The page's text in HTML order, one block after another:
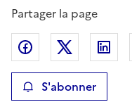
r
s
i
Partager la page
Partager surPartager
S'abonner